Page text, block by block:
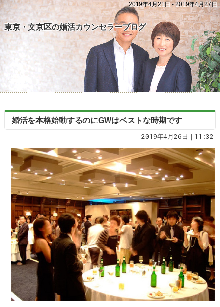
2019年4月21日 - 2019年4月27日
東京・文京区の婚活カウンセラーブログ
婚活を本格始動するのにGWはベストな時期です
2019年4月26日｜11:32